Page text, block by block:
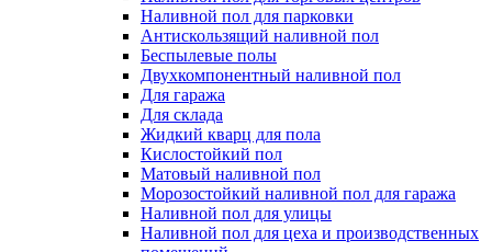
Наливной пол для парковки
Антискользящий наливной пол
Беспылевые полы
Двухкомпонентный наливной пол
Для гаража
Для склада
Жидкий кварц для пола
Кислостойкий пол
Матовый наливной пол
Морозостойкий наливной пол для гаража
Наливной пол для улицы
Наливной пол для цеха и производственных